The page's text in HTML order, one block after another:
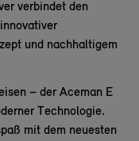
verbindet den
und nachhaltigem
– der Aceman E
Technologie.
mit dem neuesten